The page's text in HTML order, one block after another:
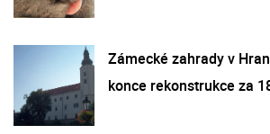
Zámecké zahrady v
konce rekonstrukce za